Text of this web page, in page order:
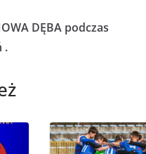
DĘBA podczas
.